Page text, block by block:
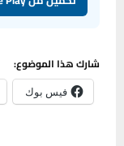
شارك هذا الموضوع:
فيس بوك